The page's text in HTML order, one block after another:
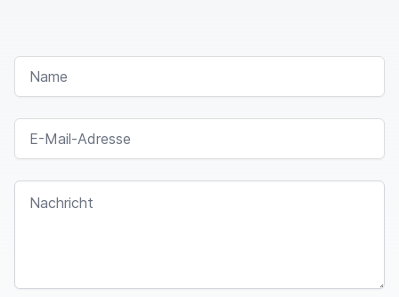
NAME
E-MAIL-ADRESSE
NACHRICHT